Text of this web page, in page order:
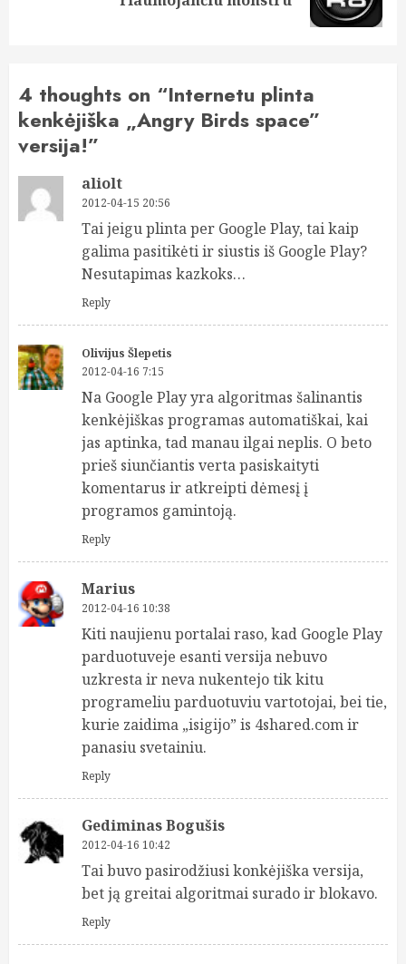
4 thoughts on “Internetu plinta
kenkėjiška „Angry Birds space”
versija!”
aliolt
2012-04-15 20:56
Tai jeigu plinta per Google Play, tai kaip
galima pasitikėti ir siustis iš Google Play?
Nesutapimas kazkoks…
Reply
Olivijus Šlepetis
2012-04-16 7:15
Na Google Play yra algoritmas šalinantis
kenkėjiškas programas automatiškai, kai
jas aptinka, tad manau ilgai neplis. O beto
prieš siunčiantis verta pasiskaityti
komentarus ir atkreipti dėmesį į
programos gamintoją.
Reply
Marius
2012-04-16 10:38
Kiti naujienu portalai raso, kad Google Play
parduotuveje esanti versija nebuvo
uzkresta ir neva nukentejo tik kitu
programeliu parduotuviu vartotojai, bei tie,
kurie zaidima „isigijo” is 4shared.com ir
panasiu svetainiu.
Reply
Gediminas Bogušis
2012-04-16 10:42
Tai buvo pasirodžiusi konkėjiška versija,
bet ją greitai algoritmai surado ir blokavo.
Reply